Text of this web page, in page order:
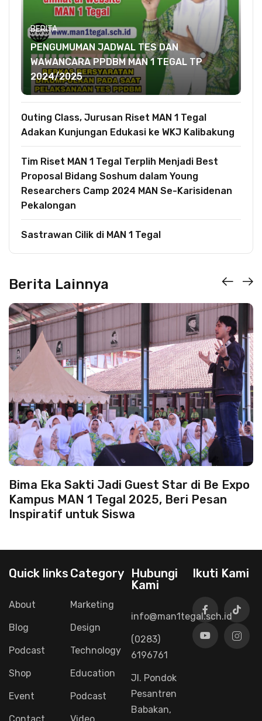
BERITA
PENGUMUMAN JADWAL TES DAN
WAWANCARA PPDBM MAN 1 TEGAL TP
2024/2025
Outing Class, Jurusan Riset MAN 1 Tegal
Adakan Kunjungan Edukasi ke WKJ Kalibakung
Tim Riset MAN 1 Tegal Terplih Menjadi Best
Proposal Bidang Soshum dalam Young
Researchers Camp 2024 MAN Se-Karisidenan
Pekalongan
Sastrawan Cilik di MAN 1 Tegal
Berita Lainnya
Bima Eka Sakti Jadi Guest Star di Be Expo
Kampus MAN 1 Tegal 2025, Beri Pesan
Inspiratif untuk Siswa
Quick links
About
Blog
Podcast
Shop
Event
Category
Marketing
Design
Technology
Education
Podcast
Hubungi
Kami
info@man1tegal.sch.id
(0283)
6196761
Jl. Pondok
Pesantren
Babakan,
Ikuti Kami